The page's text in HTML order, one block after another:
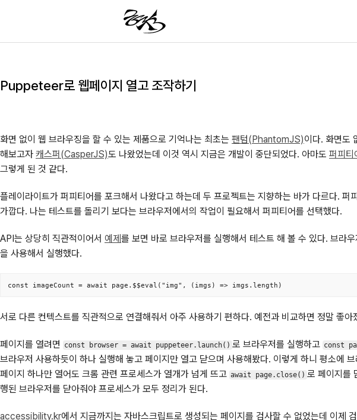
Puppeteer로 웹페이지 열고 조작하기
화면 없이 웹 브라우징을 할 수 있는 제품으로 기억나는 최초는 팬텀(PhantomJS)이다. 화면도
해보고자 캐스퍼(CasperJS)도 나왔었는데 이것 역시 지금은 개발이 중단되었다. 아마도 퍼피
그렇게 된 것 같다.
플레이라이트가 퍼피티어를 포크해서 나왔다고 하는데 두 프로젝트는 지향하는 바가 다르다. 퍼
가깝다. 나는 테스트를 돌리기 보다는 브라우저에서의 작업이 필요해서 퍼피티어를 선택했다.
API는 상당히 직관적이어서 예제 를 보면 바로 브라우저를 실행해서 테스트 해 볼 수 있다. 브라
을 사용해서 실행했다.
const imageCount = await page.$$eval("img", (imgs) => imgs.length)
서로 다른 컨텍스트를 직관적으로 연결해줘서 아주 사용하기 편하다. 예전과 비교하면 정말 좋아
페이지를 열려면 const browser = await puppeteer.launch() 로 브라우저를 실행하고 const
브라우저 사용하듯이 하나 실행해 놓고 페이지만 열고 닫으며 사용해봤다. 이렇게 하니 평소에
페이지 하나만 열어도 크롬 관련 프로세스가 열개가 넘게 뜨고 await page.close() 로 페이지를
행된 브라우저를 닫아줘야 프로세스가 모두 정리가 된다.
accessibility.kr에서 지금까지는 자바스크립트로 생성되는 페이지를 검사할 수 없었는데 이제